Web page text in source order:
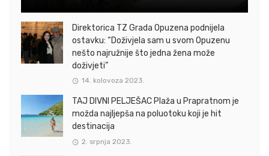
Direktorica TZ Grada Opuzena podnijela
ostavku: “Doživjela sam u svom Opuzenu
nešto najružnije što jedna žena može
doživjeti”
14. kolovoza 2023.
TAJ DIVNI PELJEŠAC Plaža u Prapratnom je
možda najljepša na poluotoku koji je hit
destinacija
2. srpnja 2023.